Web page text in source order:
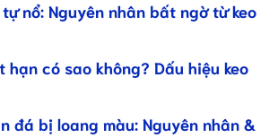
nổ: Nguyên nhân bất ngờ từ keo
hạn có sao không? Dấu hiệu keo
đá bị loang màu: Nguyên nhân &